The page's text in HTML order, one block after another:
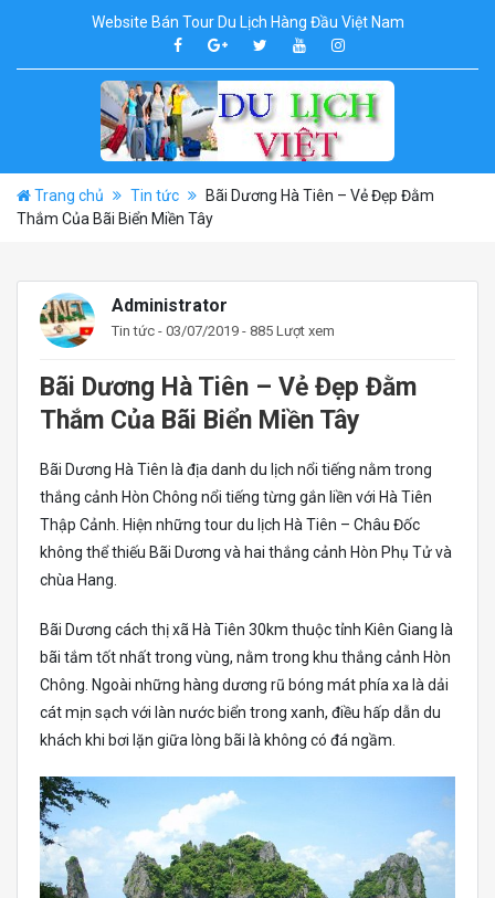
Website Bán Tour Du Lịch Hàng Đầu Việt Nam
Trang chủ Tin tức
Bãi Dương Hà Tiên – Vẻ Đẹp Đằm
Thắm Của Bãi Biển Miền Tây
Administrator
Tin tức - 03/07/2019 - 885 Lượt xem
Bãi Dương Hà Tiên – Vẻ Đẹp Đằm
Thắm Của Bãi Biển Miền Tây
Bãi Dương Hà Tiên là địa danh du lịch nổi tiếng nằm trong
thắng cảnh Hòn Chông nổi tiếng từng gắn liền với Hà Tiên
Thập Cảnh. Hiện những tour du lịch Hà Tiên – Châu Đốc
không thể thiếu Bãi Dương và hai thắng cảnh Hòn Phụ Tử và
chùa Hang.
Bãi Dương cách thị xã Hà Tiên 30km thuộc tỉnh Kiên Giang là
bãi tắm tốt nhất trong vùng, nằm trong khu thắng cảnh Hòn
Chông. Ngoài những hàng dương rũ bóng mát phía xa là dải
cát mịn sạch với làn nước biển trong xanh, điều hấp dẫn du
khách khi bơi lặn giữa lòng bãi là không có đá ngầm.